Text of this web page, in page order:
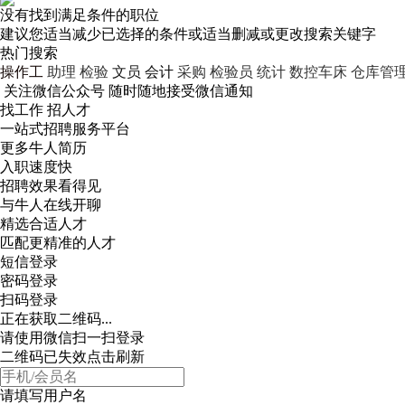
没有找到满足条件的职位
建议您适当减少已选择的条件或适当删减或更改搜索关键字
热门搜索
操作工 助理 检验 文员 会计 采购 检验员 统计 数控车床 仓库管
关注微信公众号 随时随地接受微信通知
找工作 招人才
一站式招聘服务平台
更多牛人简历
入职速度快
招聘效果看得见
与牛人在线开聊
精选合适人才
匹配更精准的人才
短信登录
密码登录
扫码登录
正在获取二维码...
请使用微信扫一扫登录
二维码已失效点击刷新
请填写用户名